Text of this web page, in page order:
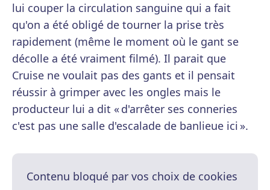
lui couper la circulation sanguine qui a fait
qu'on a été obligé de tourner la prise très
rapidement (même le moment où le gant se
décolle a été vraiment filmé). Il parait que
Cruise ne voulait pas des gants et il pensait
réussir à grimper avec les ongles mais le
producteur lui a dit « d'arrêter ses conneries
c'est pas une salle d'escalade de banlieue ici ».
Contenu bloqué par vos choix de cookies